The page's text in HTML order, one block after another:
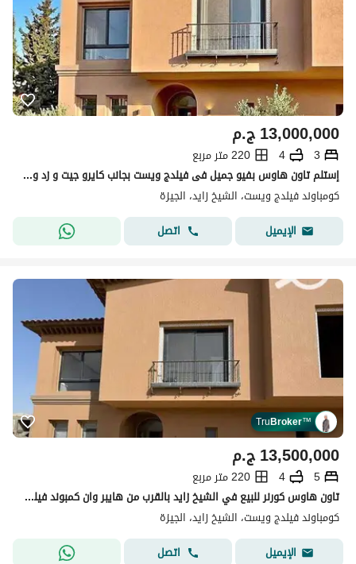
ج.م13,000,000
3
4
220 متر مربع
إستلم تاون هاوس بفيو جميل فى فيلدج ويست بجانب كايرو جيت و زد ويست Village West Dorra
كومباوند فيلدج ويست، الشيخ زايد، الجيزة
الإيميل
اتصل
TruBroker™
ج.م13,500,000
5
4
220 متر مربع
تاون هاوس كورنر للبيع في الشيخ زايد بالقرب من هايبر وان كمبوند فيلدج ويست - Village West
كومباوند فيلدج ويست، الشيخ زايد، الجيزة
الإيميل
اتصل